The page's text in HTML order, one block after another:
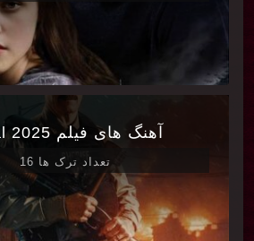
آهنگ های فیلم Normal 2025
تعداد ترک ها 16